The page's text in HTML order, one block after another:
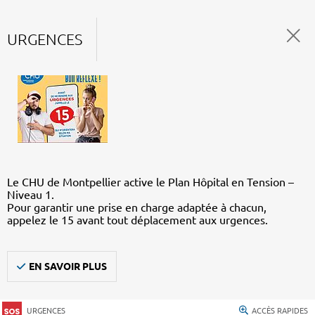
URGENCES
Le CHU de Montpellier active le Plan Hôpital en Tension –
Niveau 1.
Pour garantir une prise en charge adaptée à chacun,
appelez le 15 avant tout déplacement aux urgences.
EN SAVOIR PLUS
URGENCES ACCÈS RAPIDES